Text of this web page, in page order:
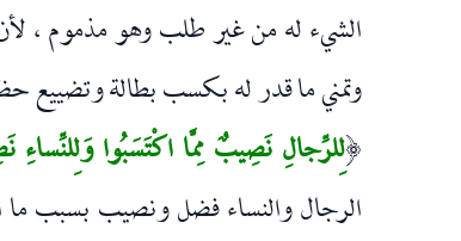
الشيء له من غير طلب وهو مذموم ،
وتمني ما قدر له بكسب بطالة وتضييع
(لِلرِّجالِ نَصِيبٌ مِمَّا اكْتَسَبُوا وَلِلنِّساءِ
الرجال والنساء فضل ونصيب بسبب ما